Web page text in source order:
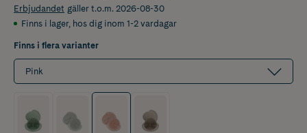
Erbjudandet gäller t.o.m. 2026-08-30
Finns i lager, hos dig inom 1-2 vardagar
Finns i flera varianter
Pink